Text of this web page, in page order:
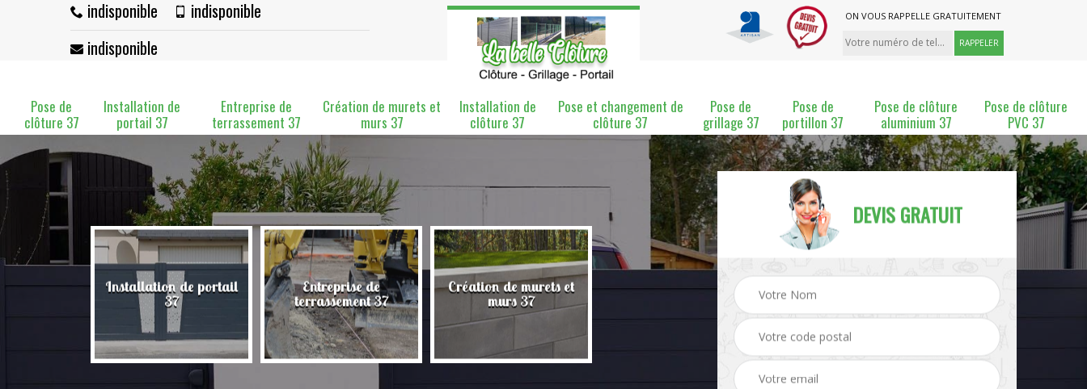
indisponible
indisponible
indisponible
ON VOUS RAPPELLE GRATUITEMENT
Pose de
clôture 37
Installation de
portail 37
Entreprise de
terrassement 37
Création de murets et
murs 37
Installation de
clôture 37
Pose et changement de
clôture 37
Pose de
grillage 37
Pose de
portillon 37
Pose de clôture
aluminium 37
Pose de clôture
PVC 37
Installation de portail
37
Entreprise de
terrassement 37
Création de murets et
murs 37
Installation de clôture Pose et changement de Pose de grillage 37
DEVIS GRATUIT